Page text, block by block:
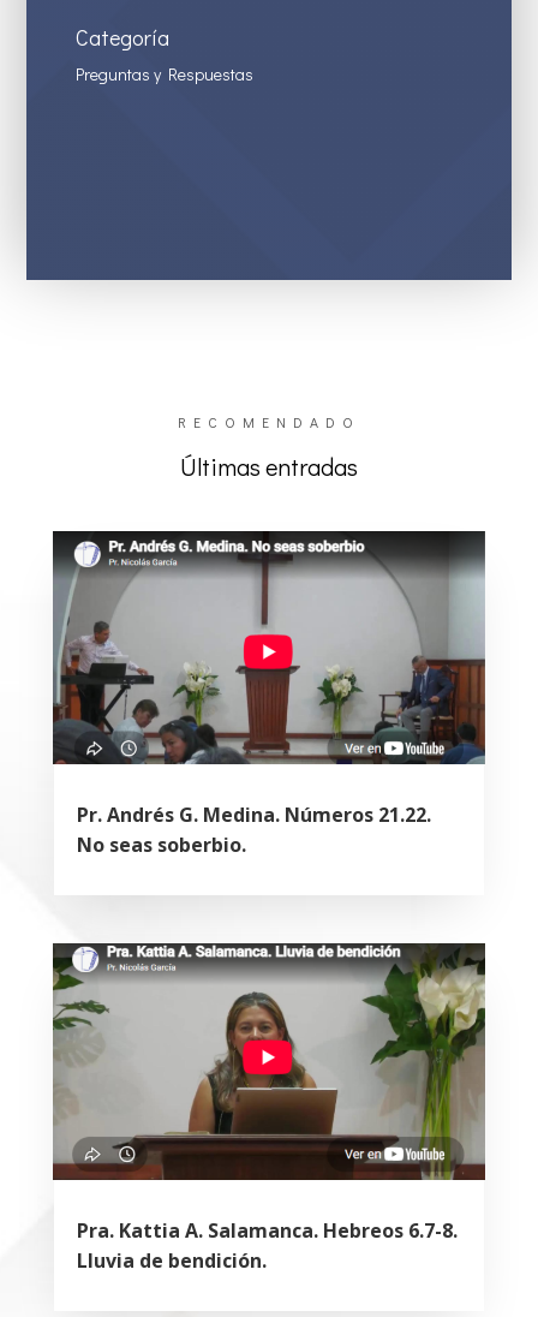
Categoría
Preguntas y Respuestas
RECOMENDADO
Últimas entradas
Pr. Andrés G. Medina. Números 21.22.
No seas soberbio.
Pra. Kattia A. Salamanca. Hebreos 6.7-8.
Lluvia de bendición.